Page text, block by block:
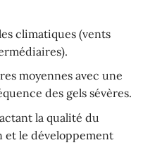
climatiques (vents
moyennes avec une
des gels sévères.
la qualité du
et le développement